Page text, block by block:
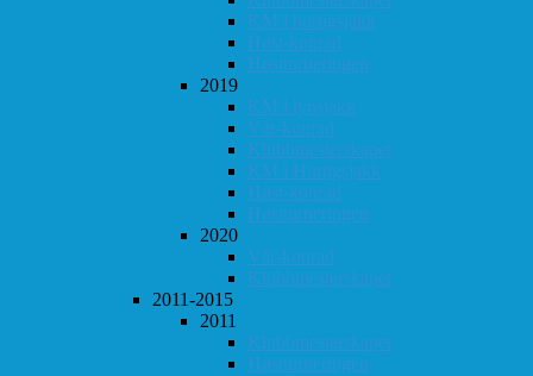
KM i hurtigsjakk
Høst-konrad
Høstturneringen
2019
KM i lynsjakk
Vår-konrad
Klubbmesterskapet
KM i Hurtigsjakk
Høst-konrad
Høstturneringen
2020
Vår-konrad
Klubbmesterskapet
2011-2015
2011
Klubbmesterskapet
Høstturneringen